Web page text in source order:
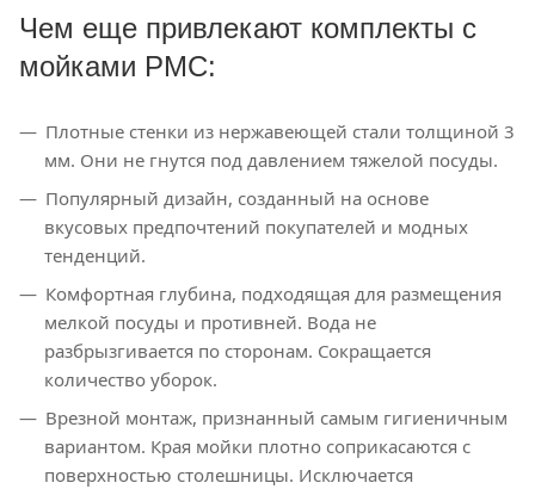
Чем еще привлекают комплекты с
мойками РМС:
Плотные стенки из нержавеющей стали толщиной 3
мм. Они не гнутся под давлением тяжелой посуды.
Популярный дизайн, созданный на основе
вкусовых предпочтений покупателей и модных
тенденций.
Комфортная глубина, подходящая для размещения
мелкой посуды и противней. Вода не
разбрызгивается по сторонам. Сокращается
количество уборок.
Врезной монтаж, признанный самым гигиеничным
вариантом. Края мойки плотно соприкасаются с
поверхностью столешницы. Исключается